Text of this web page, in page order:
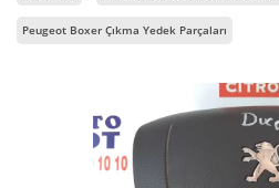
Peugeot Boxer Çıkma Yedek Parçaları